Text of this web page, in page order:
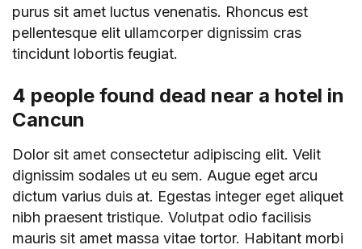
purus sit amet luctus venenatis. Rhoncus est
pellentesque elit ullamcorper dignissim cras
tincidunt lobortis feugiat.
4 people found dead near a hotel in
Cancun
Dolor sit amet consectetur adipiscing elit. Velit
dignissim sodales ut eu sem. Augue eget arcu
dictum varius duis at. Egestas integer eget aliquet
nibh praesent tristique. Volutpat odio facilisis
mauris sit amet massa vitae tortor. Habitant morbi